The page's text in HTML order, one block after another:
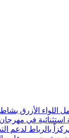
اللواء الأزرق
في مهرجان